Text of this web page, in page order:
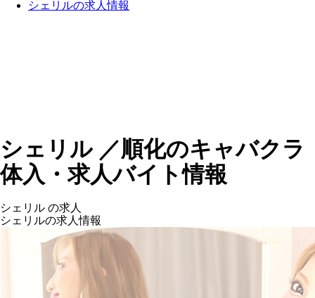
シェリルの求人情報
シェリル ／順化のキャバクラ
体入・求人バイト情報
シェリル の求人
シェリルの求人情報